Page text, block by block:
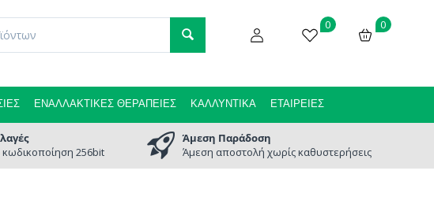
0
0
ΕΝΑΛΛΑΚΤΙΚΈΣ ΘΕΡΑΠΕΊΕΣ ΚΑΛΛΥΝΤΙΚΆ ΕΤΑΙΡΕΊΕΣ
256bit
Άμεση Παράδοση
Άμεση αποστολή χωρίς καθυστερήσεις